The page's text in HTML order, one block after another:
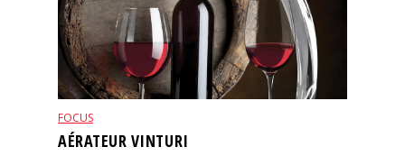
FOCUS
AÉRATEUR VINTURI